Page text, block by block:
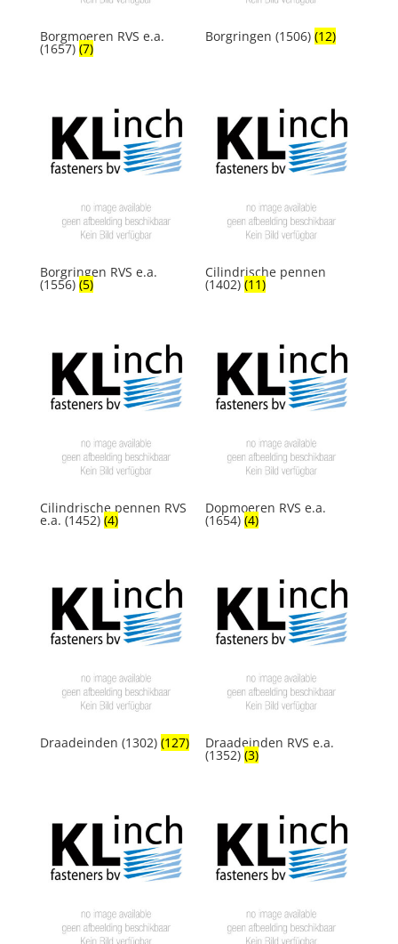
Borgmoeren RVS e.a.
(1657) (7)
Borgringen (1506)(12)
Borgringen RVS e.a.
(1556) (5)
Cilindrische pennen
(1402)(11)
Cilindrische pennen RVS
e.a. (1452) (4)
Dopmoeren RVS e.a.
(1654)(4)
Draadeinden (1302) (127) Draadeinden RVS e.a.
(1352)(3)